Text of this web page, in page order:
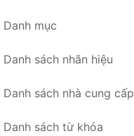
Danh mục
Danh sách nhãn hiệu
Danh sách nhà cung cấp
Danh sách từ khóa